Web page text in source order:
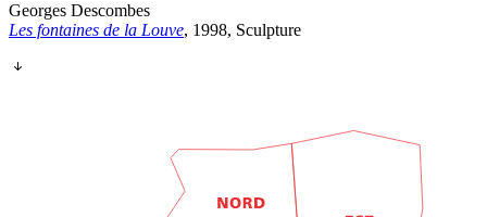
Georges Descombes
Les fontaines de la Louve, 1998, Sculpture